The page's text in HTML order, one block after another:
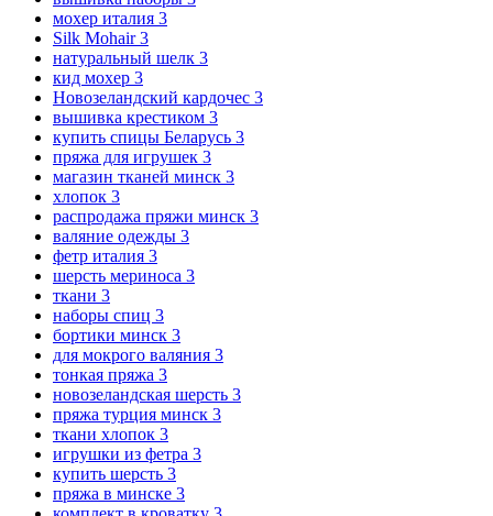
мохер италия 3
Silk Mohair3
натуральный шелк 3
кид мохер 3
Новозеландский кардочес 3
вышивка крестиком 3
купить спицы Беларусь 3
пряжа для игрушек 3
магазин тканей минск 3
хлопок 3
распродажа пряжи минск 3
валяние одежды 3
фетр италия 3
шерсть мериноса 3
ткани 3
наборы спиц 3
бортики минск 3
для мокрого валяния 3
тонкая пряжа 3
новозеландская шерсть 3
пряжа турция минск 3
ткани хлопок 3
игрушки из фетра 3
купить шерсть 3
пряжа в минске 3